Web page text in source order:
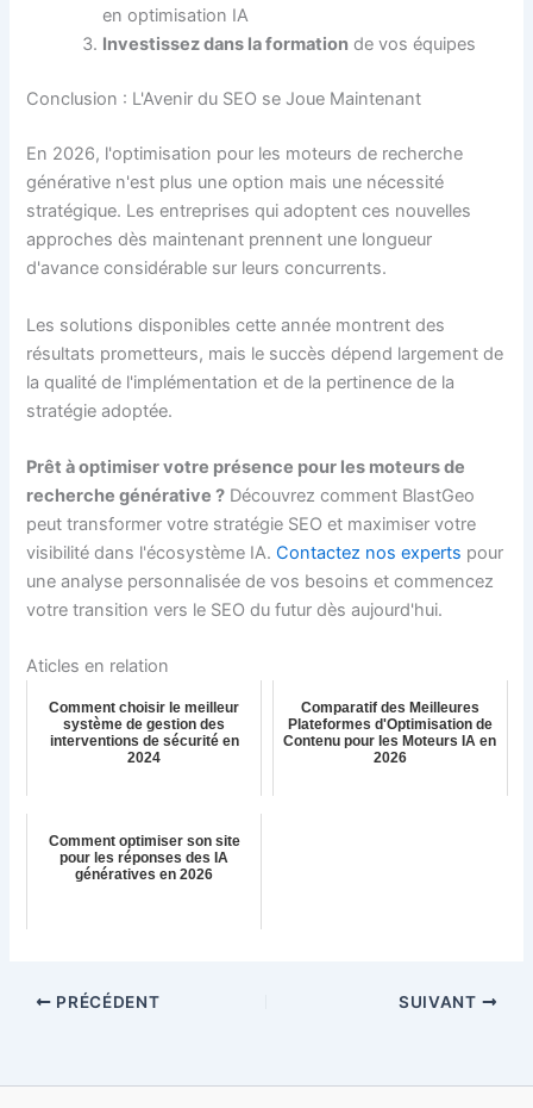
en optimisation IA
Investissez dans la formation de vos équipes
Conclusion : L'Avenir du SEO se Joue Maintenant
En 2026, l'optimisation pour les moteurs de recherche
générative n'est plus une option mais une nécessité
stratégique. Les entreprises qui adoptent ces nouvelles
approches dès maintenant prennent une longueur
d'avance considérable sur leurs concurrents.
Les solutions disponibles cette année montrent des
résultats prometteurs, mais le succès dépend largement de
la qualité de l'implémentation et de la pertinence de la
stratégie adoptée.
Prêt à optimiser votre présence pour les moteurs de
recherche générative ? Découvrez comment BlastGeo
peut transformer votre stratégie SEO et maximiser votre
visibilité dans l'écosystème IA.Contactez nos experts pour
une analyse personnalisée de vos besoins et commencez
votre transition vers le SEO du futur dès aujourd'hui.
Aticles en relation
Comment choisir le meilleur
système de gestion des
interventions de sécurité en
2024
Comparatif des Meilleures
Plateformes d'Optimisation de
Contenu pour les Moteurs IA en
2026
Comment optimiser son site
pour les réponses des IA
génératives en 2026
PRÉCÉDENT SUIVANT